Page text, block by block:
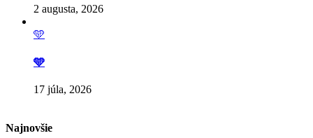
2 augusta, 2026
🩵
🩵
17 júla, 2026
Najnovšie